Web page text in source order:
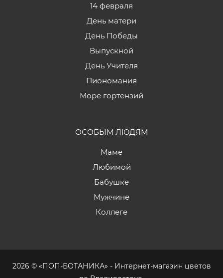
14 февраля
День матери
День Победы
Выпускной
День Учителя
Пиономания
Море гортензий
ОСОБЫМ ЛЮДЯМ
Маме
Любимой
Бабушке
Мужчине
Коллеге
2026 © «ПОП-БОТАНИКА» - Интернет-магазин цветов